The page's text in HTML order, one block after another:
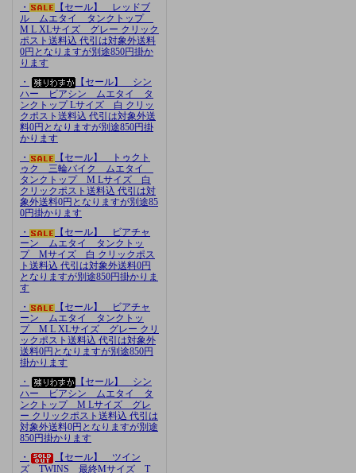
・
【セール】 レッドブ
ル ムエタイ タンクトップ
M L XLサイズ グレー クリック
ポスト送料込 代引は対象外送料
0円となりますが別途850円掛か
ります
・
【セール】 シン
ハー ビアシン ムエタイ タ
ンクトップ Lサイズ 白 クリッ
クポスト送料込 代引は対象外送
料0円となりますが別途850円掛
かります
・
【セール】 トゥクト
ゥク 三輪バイク ムエタイ
タンクトップ M Lサイズ 白
クリックポスト送料込 代引は対
象外送料0円となりますが別途85
0円掛かります
・
【セール】 ビアチャ
ーン ムエタイ タンクトッ
プ Mサイズ 白 クリックポス
ト送料込 代引は対象外送料0円
となりますが別途850円掛かりま
す
・
【セール】 ビアチャ
ーン ムエタイ タンクトッ
プ M L XLサイズ グレー クリ
ックポスト送料込 代引は対象外
送料0円となりますが別途850円
掛かります
・
【セール】 シン
ハー ビアシン ムエタイ タ
ンクトップ M Lサイズ グレ
ー クリックポスト送料込 代引は
対象外送料0円となりますが別途
850円掛かります
・
【セール】 ツイン
ズ TWINS 最終Mサイズ T